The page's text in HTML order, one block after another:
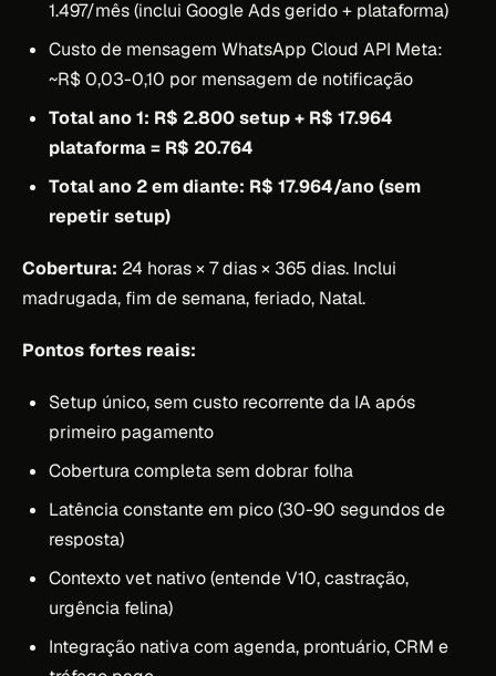
1.497/mês (inclui Google Ads gerido + plataforma)
Custo de mensagem WhatsApp Cloud API Meta:
~R$ 0,03-0,10 por mensagem de notificação
Total ano 1: R$ 2.800 setup + R$ 17.964
plataforma = R$ 20.764
Total ano 2 em diante: R$ 17.964/ano (sem
repetir setup)
Cobertura: 24 horas × 7 dias × 365 dias. Inclui
madrugada, fim de semana, feriado, Natal.
Pontos fortes reais:
Setup único, sem custo recorrente da IA após
primeiro pagamento
Cobertura completa sem dobrar folha
Latência constante em pico (30-90 segundos de
resposta)
Contexto vet nativo (entende V10, castração,
urgência felina)
Integração nativa com agenda, prontuário, CRM e